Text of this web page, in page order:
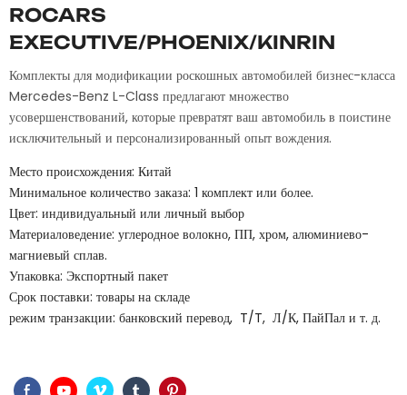
ROCARS
EXECUTIVE/PHOENIX/KINRIN
Комплекты для модификации роскошных автомобилей бизнес-класса
Mercedes-Benz L-Class предлагают множество
усовершенствований, которые превратят ваш автомобиль в поистине
исключительный и персонализированный опыт вождения.
Место происхождения: Китай
Минимальное количество заказа: 1 комплект или более.
Цвет: индивидуальный или личный выбор
Материаловедение: углеродное волокно, ПП, хром, алюминиево-
магниевый сплав.
Упаковка: Экспортный пакет
Срок поставки: товары на складе
режим транзакции: банковский перевод, T/T, Л/К, ПайПал и т. д.